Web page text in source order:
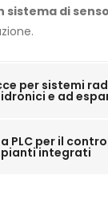
sistema di
per sistemi
e ad
PLC per il
integrati